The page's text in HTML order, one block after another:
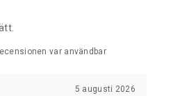
SMS-leverans så kommer allt
var användbar
5 augusti 2026